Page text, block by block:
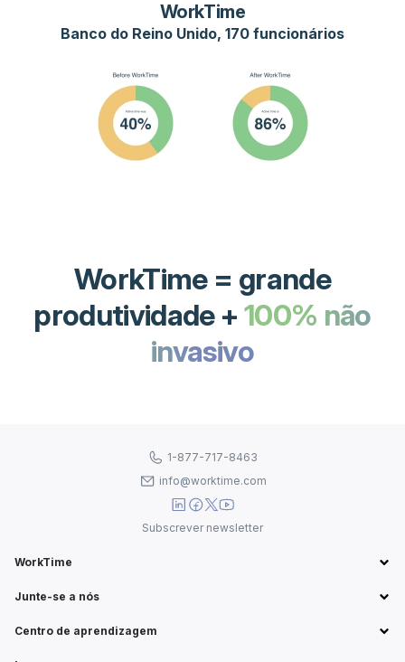
WorkTime
Banco do Reino Unido, 170 funcionários
WorkTime = grande
produtividade + 100% não
invasivo
WorkTime
Junte-se a nós
Centro de aprendizagem
1-877-717-8463
info@worktime.com
Subscrever newsletter